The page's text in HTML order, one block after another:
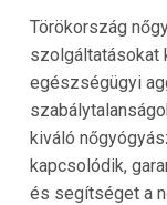
Törökország
szolgáltatásokat
egészségügyi
kiváló
kapcsolódik,
és segítséget a